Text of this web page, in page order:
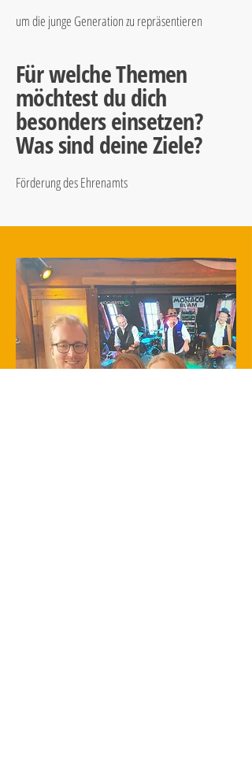
um die junge Generation zu repräsentieren
Für welche Themen
möchtest du dich
besonders einsetzen?
Was sind deine Ziele?
Förderung des Ehrenamts